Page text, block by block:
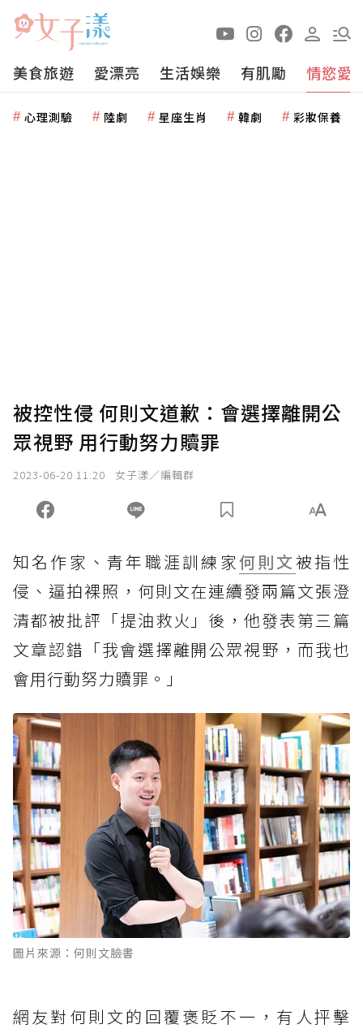
美食旅遊 愛漂亮 生活娛樂 有肌勵 情慾愛
心理測驗 陸劇 星座生肖 韓劇 彩妝保養
被控性侵 何則文道歉：會選擇離開公
眾視野 用行動努力贖罪
2023-06-20 11:20 女子漾／編輯群
知名作家、青年職涯訓練家何則文被指性
侵、逼拍裸照，何則文在連續發兩篇文張澄
清都被批評「提油救火」後，他發表第三篇
文章認錯「我會選擇離開公眾視野，而我也
會用行動努力贖罪。」
圖片來源：何則文臉書
網友對何則文的回覆褒貶不一，有人抨擊